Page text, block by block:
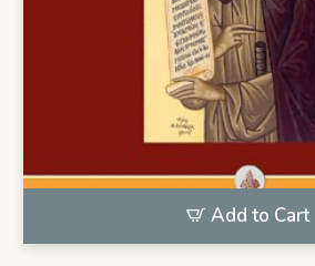
Add to Cart